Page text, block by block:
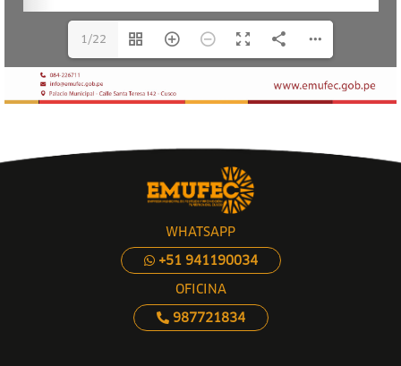
1/22
WHATSAPP
+51 941190034
OFICINA
987721834